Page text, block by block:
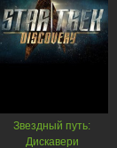
Звездный путь:
Дискавери